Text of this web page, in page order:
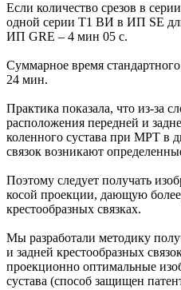
Если количество срезов в
одной серии Т1 ВИ в ИП SE
ИП GRE – 4 мин 05 с.
Суммарное время
24 мин.
Практика показала, что из-за
расположения передней и
коленного сустава при МРТ в
связок возникают
Поэтому следует получать
косой проекции, дающую
крестообразных связках.
Мы разработали методику
и задней крестообразных
проекционно оптимальные
сустава (способ защищен